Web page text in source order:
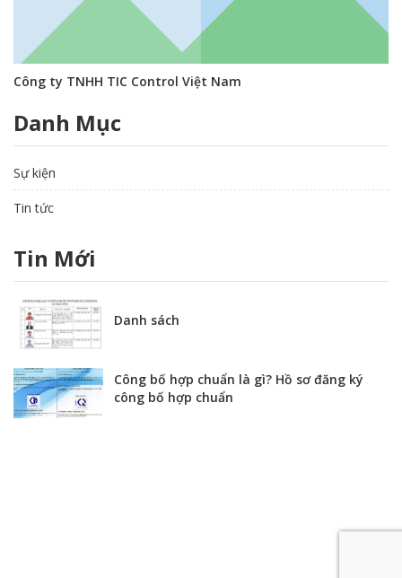
Công ty TNHH TIC Control Việt Nam
Danh Mục
Sự kiện
Tin tức
Tin Mới
Danh sách
Công bố hợp chuẩn là gì? Hồ sơ đăng ký
công bố hợp chuẩn